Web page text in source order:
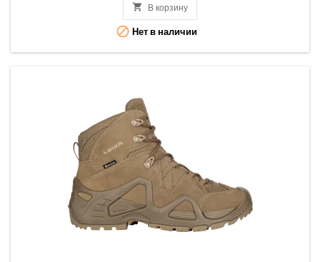
 В корзину
 Нет в наличии